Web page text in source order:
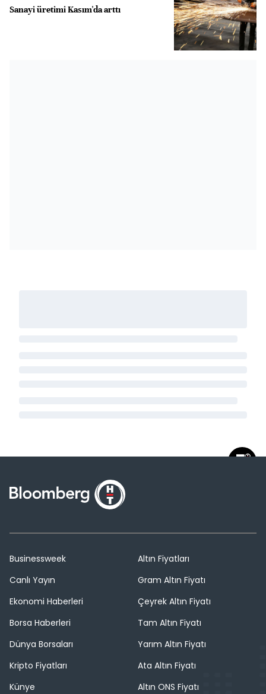
Sanayi üretimi Kasım'da arttı
Businessweek
Canlı Yayın
Ekonomi Haberleri
Borsa Haberleri
Dünya Borsaları
Kripto Fiyatları
Künye
Altın Fiyatları
Gram Altın Fiyatı
Çeyrek Altın Fiyatı
Tam Altın Fiyatı
Yarım Altın Fiyatı
Ata Altın Fiyatı
Altın ONS Fiyatı